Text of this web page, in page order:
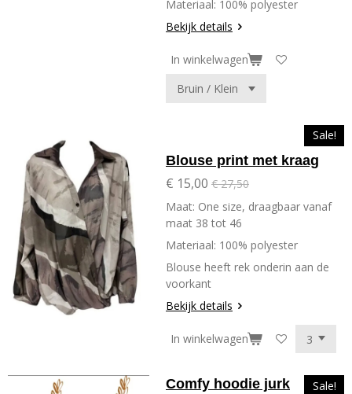
Materiaal: 100% polyester
Bekijk details
In winkelwagen
Sale!
Blouse print met kraag
€ 15,00 € 27,50
Maat: One size, draagbaar vanaf
maat 38 tot 46
Materiaal: 100% polyester
Blouse heeft rek onderin aan de
voorkant
Bekijk details
In winkelwagen
Sale!
Comfy hoodie jurk